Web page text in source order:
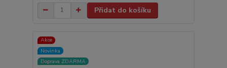
Přidat do košíku
Akce
Novinka
Doprava ZDARMA